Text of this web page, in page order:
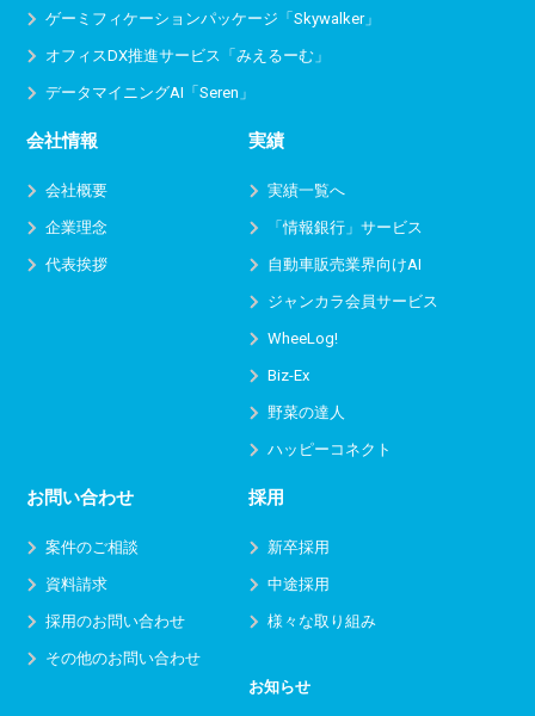
ゲーミフィケーションパッケージ「Skywalker」
オフィスDX推進サービス 「みえるーむ」
データマイニングAI「Seren」
会社情報
会社概要
企業理念
代表挨拶
実績
実績一覧へ
「情報銀行」サービス
自動車販売業界向けAI
ジャンカラ会員サービス
WheeLog!
Biz-Ex
野菜の達人
ハッピーコネクト
お問い合わせ
案件のご相談
資料請求
採用のお問い合わせ
その他のお問い合わせ
採用
新卒採用
中途採用
様々な取り組み
お知らせ